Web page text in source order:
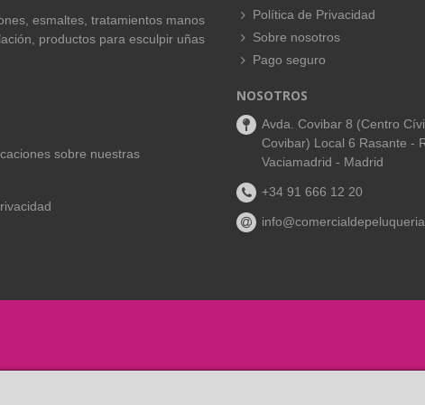
esmaltes, tratamientos manos
productos para esculpir uñas
sobre nuestras
Política de Privacidad
Sobre nosotros
Pago seguro
NOSOTROS
Avda. Covibar 8 (Centro
Covibar) Local 6 Rasante -
Vaciamadrid - Madrid
+34 91 666 12 20